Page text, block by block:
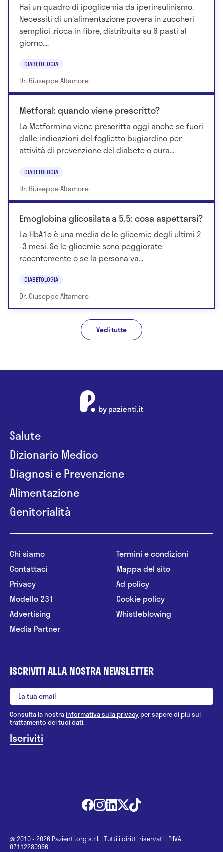
Hai un quadro di ipoglicemia da iperinsulinismo.
Necessiti di un'alimentazione povera in zuccheri
semplici ,ricca in fibre, distribuita su 6 pasti al
giorno....
DIABETOLOGIA
Dr. Giuseppe Altamore
Metforal: quando viene prescritto?
La Metformina viene prescritta oggi anche se fuori
dalle indicazioni del foglietto bugiardino per
attività di prevenzione del diabete o cura...
DIABETOLOGIA
Dr. Giuseppe Altamore
Emoglobina glicosilata a 5.5: cosa aspettarsi?
La HbA1c è una media delle glicemie degli ultimi 2
-3 mesi. Se le glicemie sono peggiorate
recentemente o se la persona va...
DIABETOLOGIA
Dr. Giuseppe Altamore
Vedi tutte
Salute
Dizionario Medico
Diagnosi e Prevenzione
Alimentazione
Genitorialità
Chi siamo
Contattaci
Privacy
Modello 231
Advertising
Media Partner
Termini e condizioni
Mappa del sito
Ad policy
Cookie policy
Whistleblowing
ISCRIVITI ALLA NOSTRA NEWSLETTER
Consulta la nostrainformativa sulla privacy per sapere di più sul
trattamento dei tuoi dati.
@ 2010 - 2026 Pazienti.org s.r.l. | Tutti i diritti riservati | P.IVA
07112280966